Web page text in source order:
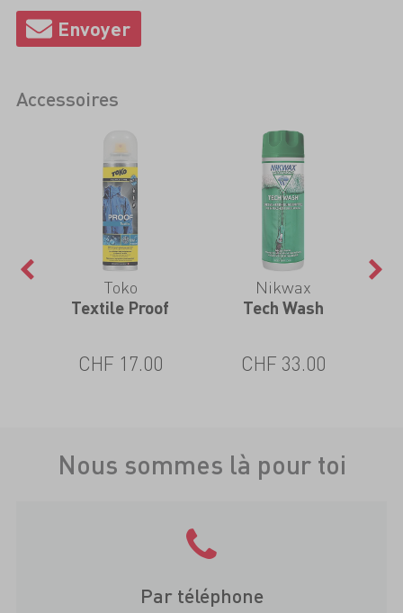
Accessoires
Toko
Textile Proof
CHF 17.00
Nikwax
Tech Wash
CHF 33.00
Nous sommes là pour toi
Par téléphone